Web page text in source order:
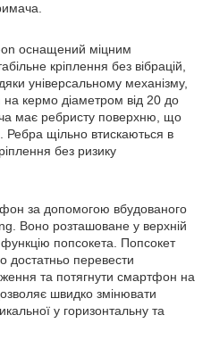
оснащений міцним
кріплення без вібрацій,
універсальному механізму,
кермо діаметром від 20 до
має ребристу поверхню, що
щільно втискаються в
без ризику
за допомогою вбудованого
Воно розташоване у верхній
попсокета. Попсокет
достатньо перевести
та потягнути смартфон на
швидко змінювати
у горизонтальну та